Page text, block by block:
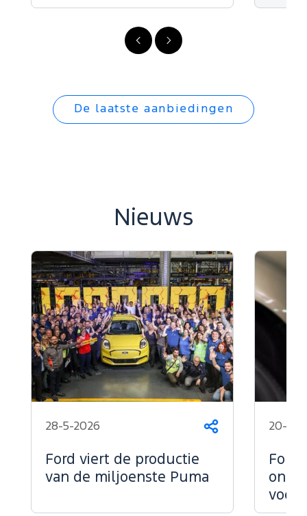
Volgende
Vorige
De laatste aanbiedingen
Nieuws
Delen
28-5-2026
Ford viert de productie
van de miljoenste Puma
20-1-
Ford